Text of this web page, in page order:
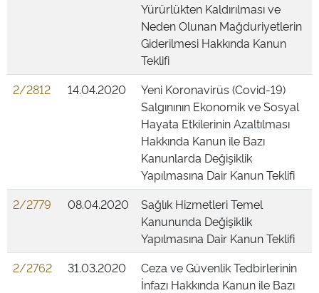
Yürürlükten Kaldırılması ve
Neden Olunan Mağduriyetlerin
Giderilmesi Hakkında Kanun
Teklifi
2/2812
14.04.2020
Yeni Koronavirüs (Covid-19)
Salgınının Ekonomik ve Sosyal
Hayata Etkilerinin Azaltılması
Hakkında Kanun ile Bazı
Kanunlarda Değişiklik
Yapılmasına Dair Kanun Teklifi
2/2779
08.04.2020
Sağlık Hizmetleri Temel
Kanununda Değişiklik
Yapılmasına Dair Kanun Teklifi
2/2762
31.03.2020
Ceza ve Güvenlik Tedbirlerinin
İnfazı Hakkında Kanun ile Bazı